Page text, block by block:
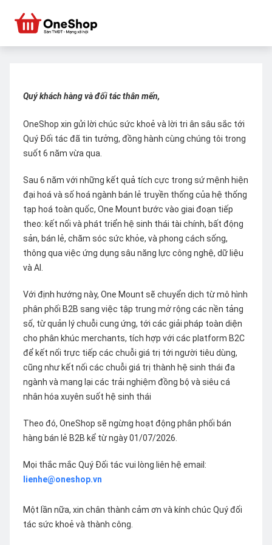
Quý khách hàng và đối tác thân mến,
OneShop xin gửi lời chúc sức khoẻ và lời tri ân sâu sắc tới
Quý Đối tác đã tin tưởng, đồng hành cùng chúng tôi trong
suốt 6 năm vừa qua.
Sau 6 năm với những kết quả tích cực trong sứ mệnh hiện
đại hoá và số hoá ngành bán lẻ truyền thống của hệ thống
tạp hoá toàn quốc, One Mount bước vào giai đoạn tiếp
theo: kết nối và phát triển hệ sinh thái tài chính, bất động
sản, bán lẻ, chăm sóc sức khỏe, và phong cách sống,
thông qua việc ứng dụng sâu năng lực công nghệ, dữ liệu
và AI.
Với định hướng này, One Mount sẽ chuyển dịch từ mô hình
phân phối B2B sang việc tập trung mở rộng các nền tảng
số, từ quản lý chuỗi cung ứng, tới các giải pháp toàn diện
cho phân khúc merchants, tích hợp với các platform B2C
để kết nối trực tiếp các chuỗi giá trị tới người tiêu dùng,
cũng như kết nối các chuỗi giá trị thành hệ sinh thái đa
ngành và mang lại các trải nghiệm đồng bộ và siêu cá
nhân hóa xuyên suốt hệ sinh thái
Theo đó, OneShop sẽ ngừng hoạt động phân phối bán
hàng bán lẻ B2B kể từ ngày 01/07/2026.
Mọi thắc mắc Quý Đối tác vui lòng liên hệ email:
lienhe@oneshop.vn
Một lần nữa, xin chân thành cảm ơn và kính chúc Quý đối
tác sức khoẻ và thành công.